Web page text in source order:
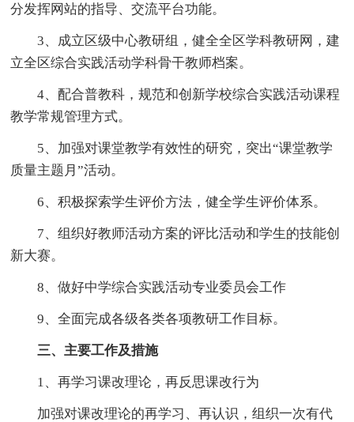
分发挥网站的指导、交流平台功能。
3、成立区级中心教研组，健全全区学科教研网，建
立全区综合实践活动学科骨干教师档案。
4、配合普教科，规范和创新学校综合实践活动课程
教学常规管理方式。
5、加强对课堂教学有效性的研究，突出“课堂教学
质量主题月”活动。
6、积极探索学生评价方法，健全学生评价体系。
7、组织好教师活动方案的评比活动和学生的技能创
新大赛。
8、做好中学综合实践活动专业委员会工作
9、全面完成各级各类各项教研工作目标。
三、主要工作及措施
1、再学习课改理论，再反思课改行为
加强对课改理论的再学习、再认识，组织一次有代